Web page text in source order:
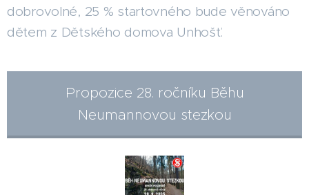
dobrovolné, 25 % startovného bude věnováno
dětem z Dětského domova Unhošť.
Propozice 28. ročníku Běhu
Neumannovou stezkou